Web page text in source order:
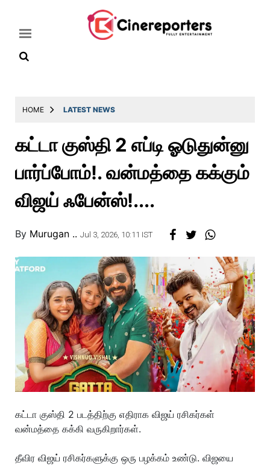
Home
News
Throwback
Reviews
Photos
Story
HOME LATEST NEWS
கட்டா குஸ்தி 2 எப்டி ஓடுதுன்னு
பார்ப்போம்!. வன்மத்தை கக்கும்
விஜய் ஃபேன்ஸ்!....
By Murugan .. Jul 3, 2026, 10:11 IST
கட்டா குஸ்தி 2 படத்திற்கு எதிராக விஜய் ரசிகர்கள்
வன்மத்தை கக்கி வருகிறார்கள்.
தீவிர விஜய் ரசிகர்களுக்கு ஒரு பழக்கம் உண்டு. விஜயை